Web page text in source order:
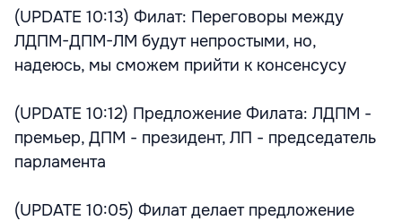
(UPDATE 10:13) Филат: Переговоры между
ЛДПМ-ДПМ-ЛМ будут непростыми, но,
надеюсь, мы сможем прийти к консенсусу
(UPDATE 10:12) Предложение Филата: ЛДПМ -
премьер, ДПМ - президент, ЛП - председатель
парламента
(UPDATE 10:05) Филат делает предложение